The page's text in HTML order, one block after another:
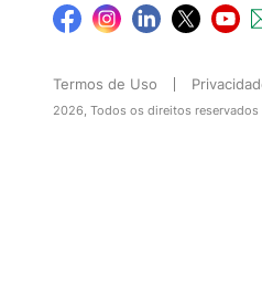
Termos de Uso
2026, Todos os direitos reservados